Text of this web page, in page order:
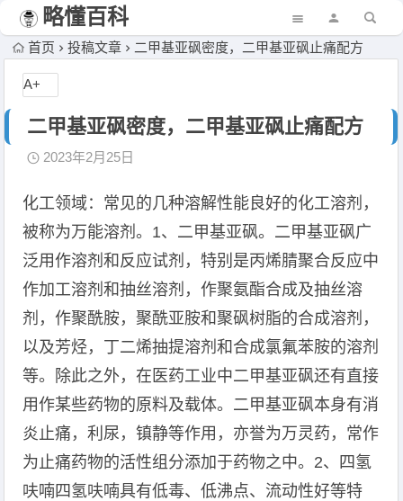
略懂百科
首页 投稿文章 二甲基亚砜密度，二甲基亚砜止痛配方
二甲基亚砜密度，二甲基亚砜止痛配方
2023年2月25日
化工领域：常见的几种溶解性能良好的化工溶剂，
被称为万能溶剂。1、二甲基亚砜。二甲基亚砜广
泛用作溶剂和反应试剂，特别是丙烯腈聚合反应中
作加工溶剂和抽丝溶剂，作聚氨酯合成及抽丝溶
剂，作聚酰胺，聚酰亚胺和聚砜树脂的合成溶剂，
以及芳烃，丁二烯抽提溶剂和合成氯氟苯胺的溶剂
等。除此之外，在医药工业中二甲基亚砜还有直接
用作某些药物的原料及载体。二甲基亚砜本身有消
炎止痛，利尿，镇静等作用，亦誉为万灵药，常作
为止痛药物的活性组分添加于药物之中。2、四氢
呋喃四氢呋喃具有低毒、低沸点、流动性好等特
A+